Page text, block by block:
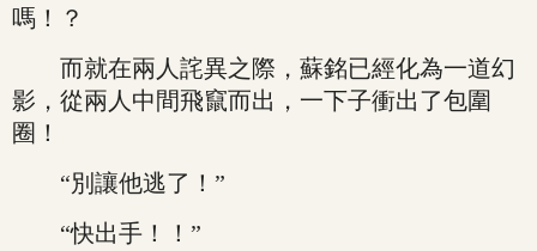
嗎！？
而就在兩人詫異之際，蘇銘已經化為一道幻
影，從兩人中間飛竄而出，一下子衝出了包圍
圈！
“別讓他逃了！”
“快出手！！”